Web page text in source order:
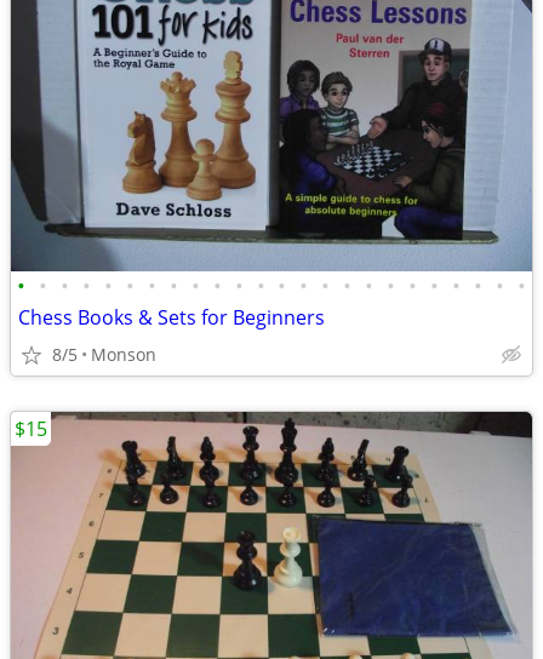
• • • • • • • • • • • • • • • • • • • • • • • •
Chess Books & Sets for Beginners
8/5 Monson
$15